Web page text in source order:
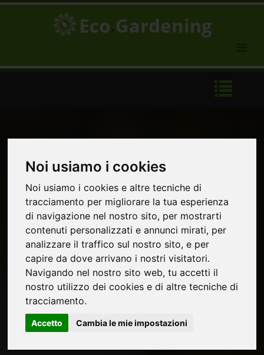
Noi usiamo i cookies
Noi usiamo i cookies e altre tecniche di
tracciamento per migliorare la tua esperienza
di navigazione nel nostro sito, per mostrarti
contenuti personalizzati e annunci mirati, per
analizzare il traffico sul nostro sito, e per
capire da dove arrivano i nostri visitatori.
Navigando nel nostro sito web, tu accetti il
nostro utilizzo dei cookies e di altre tecniche di
tracciamento.
Accetto Cambia le mie impostazioni